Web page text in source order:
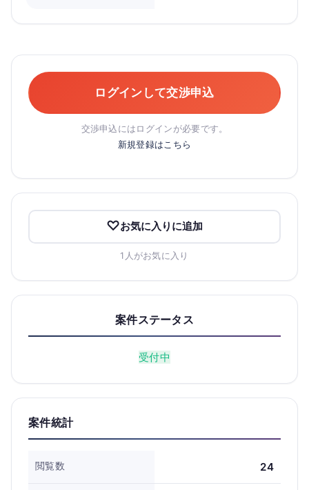
ログインして交渉申込
交渉申込にはログインが必要です。
新規登録はこちら
お気に入りに追加
1人がお気に入り
案件ステータス
受付中
案件統計
閲覧数 24